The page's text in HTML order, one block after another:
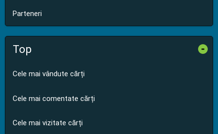
Parteneri
Top -
Cele mai vândute cărți
Cele mai comentate cărți
Cele mai vizitate cărți